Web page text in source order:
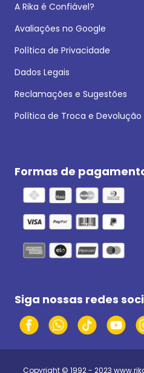
A Rika é Confiável?
Avaliações no Google
Política de Privacidade
Dados Legais
Reclamações e Sugestões
Política de Troca e Devolução
Formas de
Siga nossas redes
Copyright © 1992 - 2023